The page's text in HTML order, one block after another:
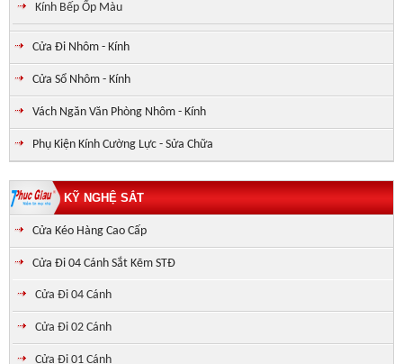
Kính Bếp Ốp Màu
Cửa Đi Nhôm - Kính
Cửa Sổ Nhôm - Kính
Vách Ngăn Văn Phòng Nhôm - Kính
Phụ Kiện Kính Cường Lực - Sửa Chữa
KỸ NGHỆ SẮT
Cửa Kéo Hàng Cao Cấp
Cửa Đi 04 Cánh Sắt Kẽm STĐ
Cửa Đi 04 Cánh
Cửa Đi 02 Cánh
Cửa Đi 01 Cánh